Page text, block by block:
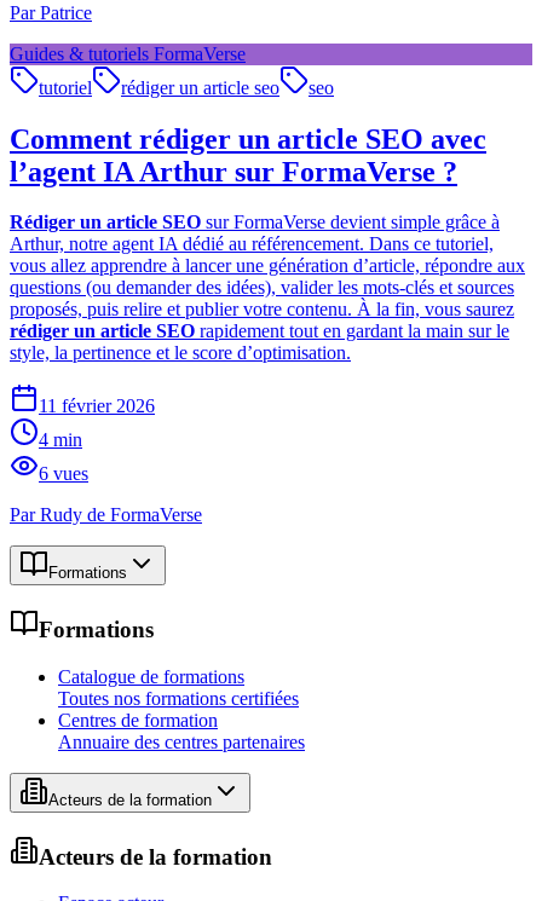
ParPatrice
Guides & tutoriels FormaVerse
tutoriel
rédiger un article seo seo
Comment rédiger un article SEO avec
l’agent IA Arthur sur FormaVerse ?
Rédiger un article SEO sur FormaVerse devient simple grâce à
Arthur, notre agent IA dédié au référencement. Dans ce tutoriel,
vous allez apprendre à lancer une génération d’article, répondre aux
questions (ou demander des idées), valider les mots-clés et sources
proposés, puis relire et publier votre contenu. À la fin, vous saurez
rédiger un article SEO rapidement tout en gardant la main sur le
style, la pertinence et le score d’optimisation.
11 février 2026
4 min
6 vues
ParRudy de FormaVerse
Formations
Formations
Catalogue de formations
Toutes nos formations certifiées
Centres de formation
Annuaire des centres partenaires
Acteurs de la formation
Acteurs de la formation